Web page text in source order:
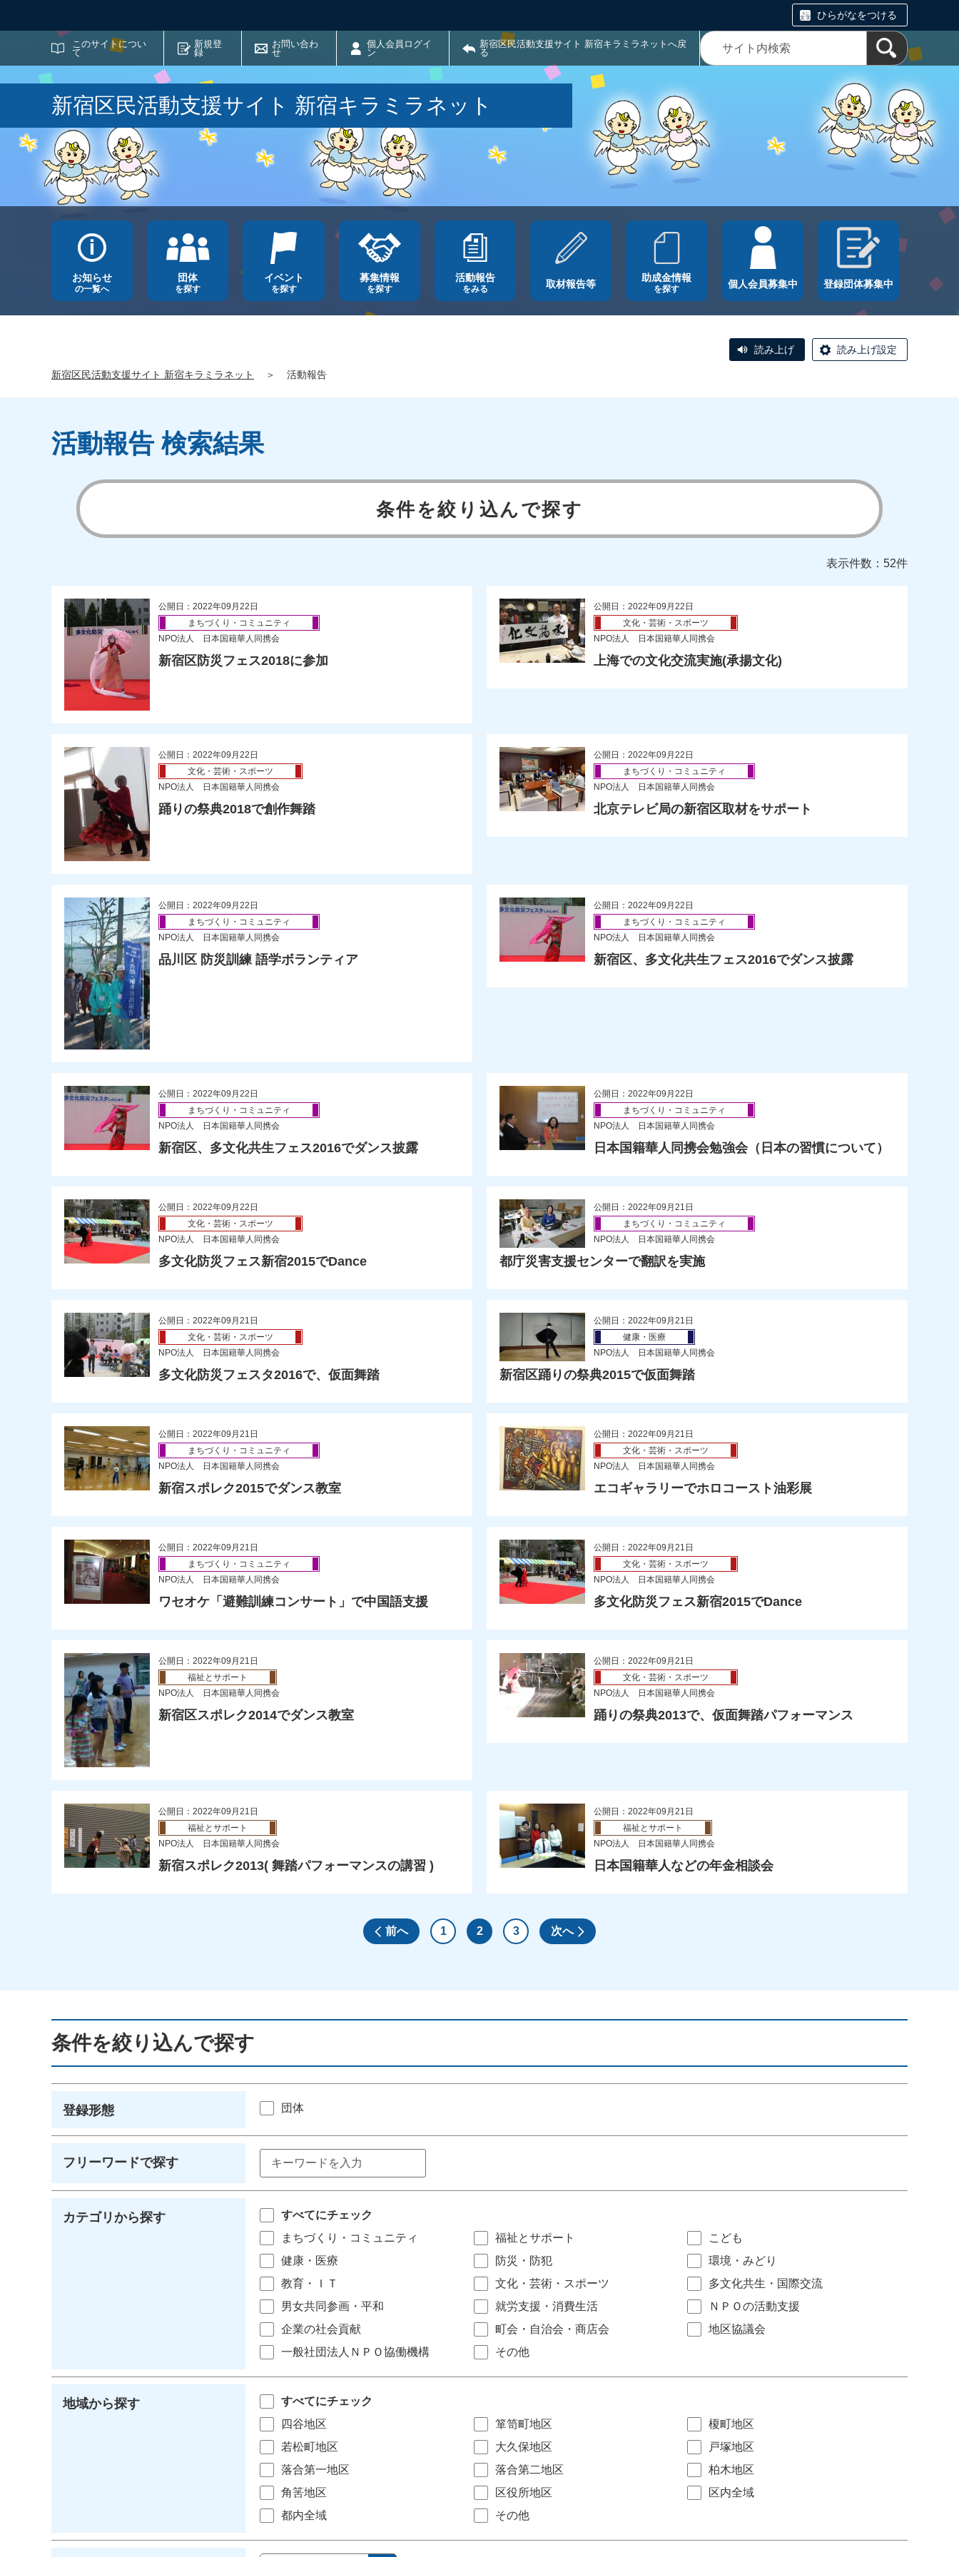
ひらがなをつける
このサイトについ
て
新規登
録
お問い合わ
せ
個人会員ログイ
ン
新宿区民活動支援サイト 新宿キラミラネットへ戻
る
サイト内検索
新宿区民活動支援サイト 新宿キラミラネット
お知らせ
の一覧へ
団体
を探す
イベント
を探す
募集情報
を探す
活動報告
をみる 取材報告等
助成金情報
を探す 個人会員募集中 登録団体募集中
読み上げ 読み上げ設定
新宿区民活動支援サイト 新宿キラミラネット ＞ 活動報告
活動報告 検索結果
条件を絞り込んで探す
表示件数：52件
公開日：2022年09月22日
まちづくり・コミュニティ
NPO法人 日本国籍華人同携会
新宿区防災フェス2018に参加
公開日：2022年09月22日
文化・芸術・スポーツ
NPO法人 日本国籍華人同携会
上海での文化交流実施(承揚文化)
公開日：2022年09月22日
文化・芸術・スポーツ
NPO法人 日本国籍華人同携会
踊りの祭典2018で創作舞踏
公開日：2022年09月22日
まちづくり・コミュニティ
NPO法人 日本国籍華人同携会
北京テレビ局の新宿区取材をサポート
公開日：2022年09月22日
まちづくり・コミュニティ
NPO法人 日本国籍華人同携会
品川区 防災訓練 語学ボランティア
公開日：2022年09月22日
まちづくり・コミュニティ
NPO法人 日本国籍華人同携会
新宿区、多文化共生フェス2016でダンス披露
公開日：2022年09月22日
まちづくり・コミュニティ
NPO法人 日本国籍華人同携会
新宿区、多文化共生フェス2016でダンス披露
公開日：2022年09月22日
まちづくり・コミュニティ
NPO法人 日本国籍華人同携会
日本国籍華人同携会勉強会（日本の習慣について）
公開日：2022年09月22日
文化・芸術・スポーツ
NPO法人 日本国籍華人同携会
多文化防災フェス新宿2015でDance
公開日：2022年09月21日
まちづくり・コミュニティ
NPO法人 日本国籍華人同携会
都庁災害支援センターで翻訳を実施
公開日：2022年09月21日
文化・芸術・スポーツ
NPO法人 日本国籍華人同携会
多文化防災フェスタ2016で、仮面舞踏
公開日：2022年09月21日
健康・医療
NPO法人 日本国籍華人同携会
新宿区踊りの祭典2015で仮面舞踏
公開日：2022年09月21日
まちづくり・コミュニティ
NPO法人 日本国籍華人同携会
新宿スポレク2015でダンス教室
公開日：2022年09月21日
文化・芸術・スポーツ
NPO法人 日本国籍華人同携会
エコギャラリーでホロコースト油彩展
公開日：2022年09月21日
まちづくり・コミュニティ
NPO法人 日本国籍華人同携会
ワセオケ「避難訓練コンサート」で中国語支援
公開日：2022年09月21日
文化・芸術・スポーツ
NPO法人 日本国籍華人同携会
多文化防災フェス新宿2015でDance
公開日：2022年09月21日
福祉とサポート
NPO法人 日本国籍華人同携会
新宿区スポレク2014でダンス教室
公開日：2022年09月21日
文化・芸術・スポーツ
NPO法人 日本国籍華人同携会
踊りの祭典2013で、仮面舞踏パフォーマンス
公開日：2022年09月21日
福祉とサポート
NPO法人 日本国籍華人同携会
新宿スポレク2013( 舞踏パフォーマンスの講習 )
公開日：2022年09月21日
福祉とサポート
NPO法人 日本国籍華人同携会
日本国籍華人などの年金相談会
前へ 1 2 3 次へ
条件を絞り込んで探す
登録形態 団体
フリーワードで探す
カテゴリから探す
すべてにチェック
まちづくり・コミュニティ
福祉とサポート
こども
健康・医療
防災・防犯
環境・みどり
教育・ＩＴ
文化・芸術・スポーツ
多文化共生・国際交流
男女共同参画・平和
就労支援・消費生活
ＮＰＯの活動支援
企業の社会貢献
町会・自治会・商店会
地区協議会
一般社団法人ＮＰＯ協働機構
その他
地域から探す
すべてにチェック
四谷地区
箪笥町地区
榎町地区
若松町地区
大久保地区
戸塚地区
落合第一地区
落合第二地区
柏木地区
角筈地区
区役所地区
区内全域
都内全域
その他